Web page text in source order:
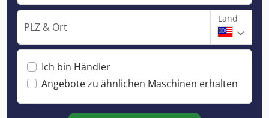
PLZ & Ort
Land
Ich bin Händler
Angebote zu ähnlichen Maschinen erhalten